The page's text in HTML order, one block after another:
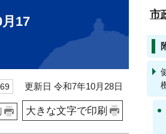
17
更新日 令和7年10月28日
大きな文字で印刷
市